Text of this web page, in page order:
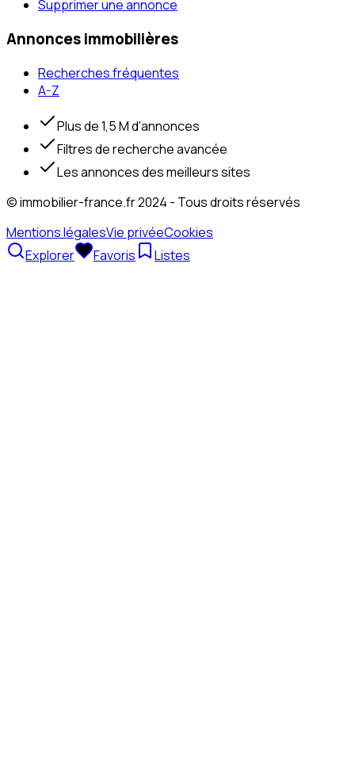
Supprimer une annonce
Annonces immobilières
Recherches fréquentes
A-Z
Plus de 1,5 M d'annonces
Filtres de recherche avancée
Les annonces des meilleurs sites
© immobilier-france.fr 2024 - Tous droits réservés
Mentions légalesVie privéeCookies
Explorer
Favoris Listes